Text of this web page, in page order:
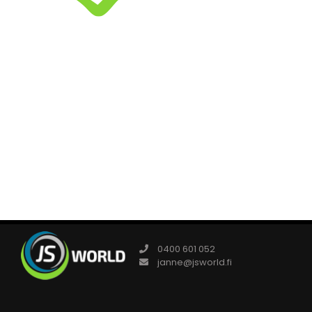
0400 601 052
janne@jsworld.fi